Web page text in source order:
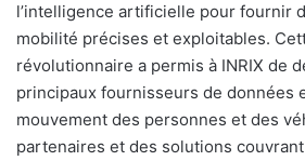
l’intelligence artificielle pour fournir
mobilité précises et exploitables.
révolutionnaire a permis à INRIX de
principaux fournisseurs de données
mouvement des personnes et des
partenaires et des solutions couvrant